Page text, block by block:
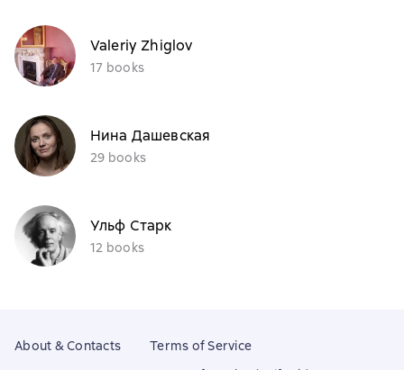
Valeriy Zhiglov
17 books
Нина Дашевская
29 books
Ульф Старк
12 books
About & Contacts
Terms of Service